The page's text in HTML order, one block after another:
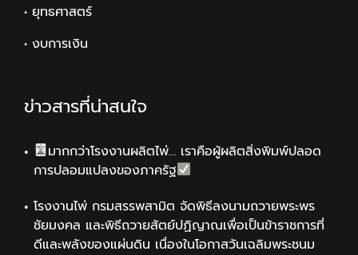
• ยุทธศาสตร์
• งบการเงิน
ข่าวสารที่น่าสนใจ
มากกว่าโรงงานผลิตไพ่… เราคือผู้ผลิตสิ่งพิมพ์ปลอด
การปลอมแปลงของภาครัฐ
โรงงานไพ่ กรมสรรพสามิต จัดพิธีลงนามถวายพระพร
ชัยมงคล และพิธีถวายสัตย์ปฏิญาณเพื่อเป็นข้าราชการที่
ดีและพลังของแผ่นดิน เนื่องในโอกาสวันเฉลิมพระชนม